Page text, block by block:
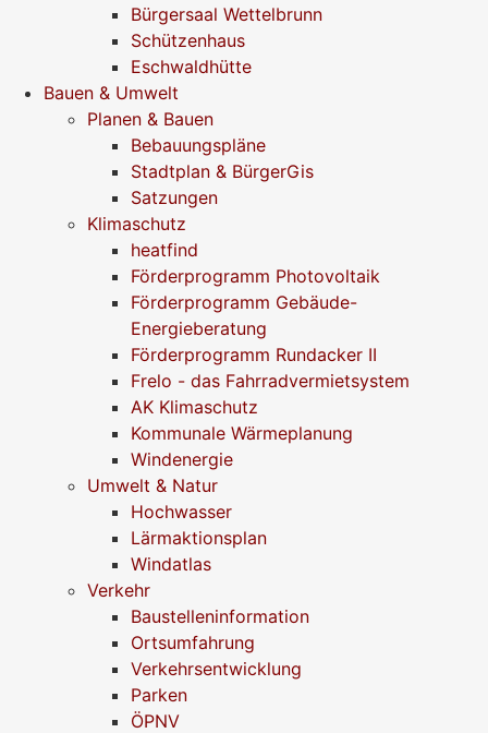
Bürgersaal Wettelbrunn
Schützenhaus
Eschwaldhütte
Bauen & Umwelt
Planen & Bauen
Bebauungspläne
Stadtplan & BürgerGis
Satzungen
Klimaschutz
heatfind
Förderprogramm Photovoltaik
Förderprogramm Gebäude-
Energieberatung
Förderprogramm Rundacker II
Frelo - das Fahrradvermietsystem
AK Klimaschutz
Kommunale Wärmeplanung
Windenergie
Umwelt & Natur
Hochwasser
Lärmaktionsplan
Windatlas
Verkehr
Baustelleninformation
Ortsumfahrung
Verkehrsentwicklung
Parken
ÖPNV